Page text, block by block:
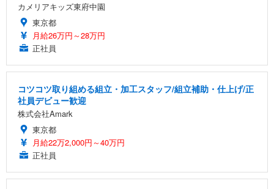
カメリアキッズ東府中園
東京都
月給26万円～28万円
正社員
コツコツ取り組める組立・加工スタッフ/組立補助・仕上げ/正
社員デビュー歓迎
株式会社Amark
東京都
月給22万2,000円～40万円
正社員